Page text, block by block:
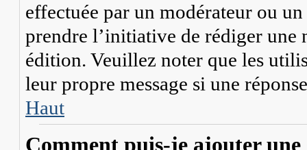
effectuée par un modérateur ou
prendre l’initiative de rédiger une
édition. Veuillez noter que les
leur propre message si une
Haut
Comment puis-je ajouter une